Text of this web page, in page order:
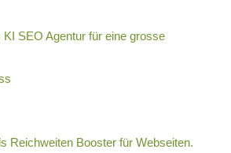
SEO Agentur für eine grosse
Reichweiten Booster für Webseiten.